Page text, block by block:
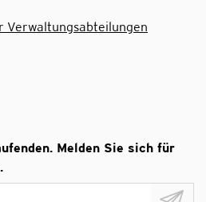
Verwaltungsabteilungen
Melden Sie sich für